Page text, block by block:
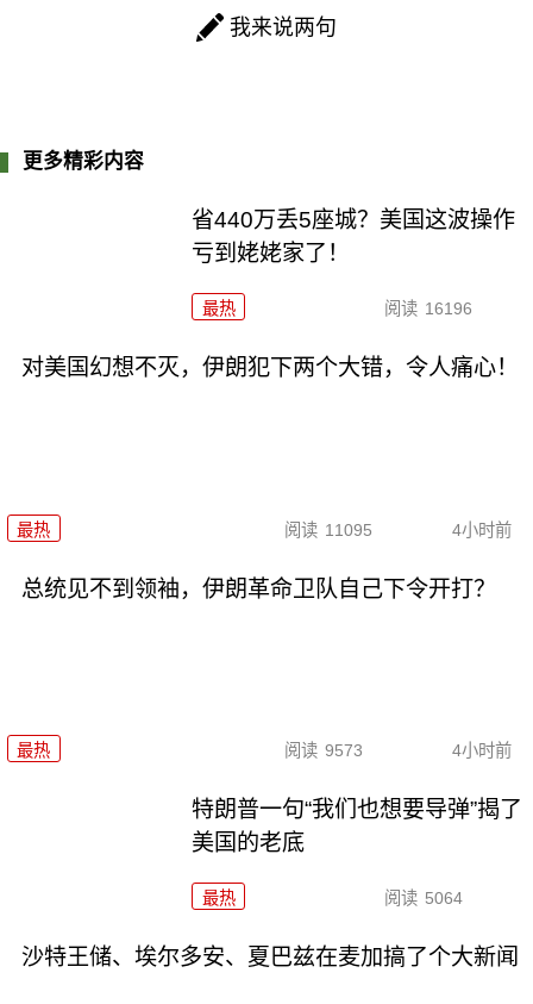
我来说两句
更多精彩内容
省440万丢5座城？美国这波操作
亏到姥姥家了！
最热 阅读 16196
对美国幻想不灭，伊朗犯下两个大错，令人痛心！
最热 阅读 11095 4小时前
总统见不到领袖，伊朗革命卫队自己下令开打？
最热 阅读 9573 4小时前
特朗普一句“我们也想要导弹”揭了
美国的老底
最热 阅读 5064
沙特王储、埃尔多安、夏巴兹在麦加搞了个大新闻